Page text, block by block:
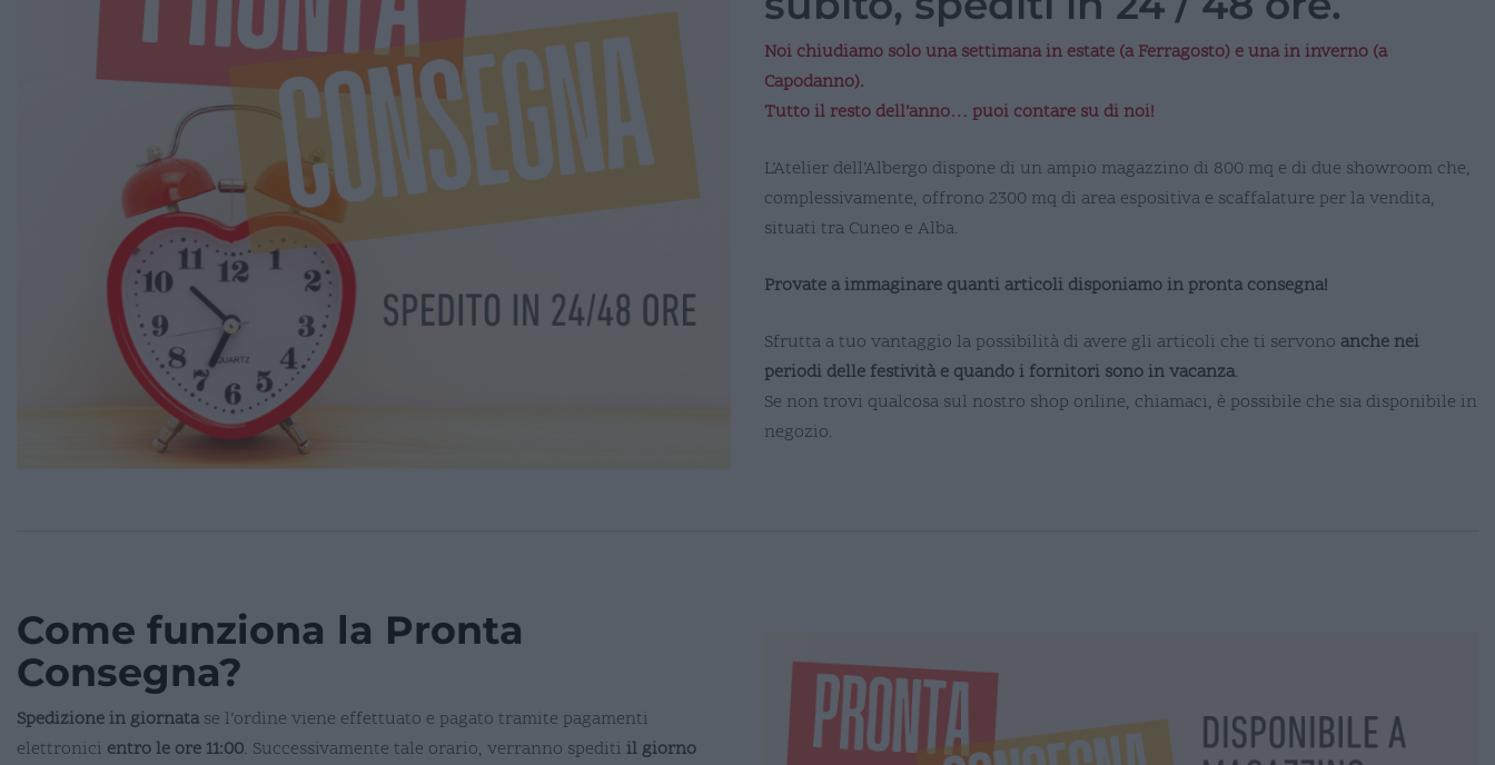
Noi chiudiamo solo una settimana in estate (a Ferragosto) e una in inverno (a
Capodanno).
Tutto il resto dell’anno… puoi contare su di noi!
L’Atelier dell’Albergo dispone di un ampio magazzino di 800 mq e di due showroom che,
complessivamente, offrono 2300 mq di area espositiva e scaffalature per la vendita,
situati tra Cuneo e Alba.
Provate a immaginare quanti articoli disponiamo in pronta consegna!
Sfrutta a tuo vantaggio la possibilità di avere gli articoli che ti servono anche nei
periodi delle festività e quando i fornitori sono in vacanza.
Se non trovi qualcosa sul nostro shop online, chiamaci, è possibile che sia disponibile in
negozio.
Come funziona la Pronta
Consegna?
Spedizione in giornata se l’ordine viene effettuato e pagato tramite pagamenti
elettronici entro le ore 11:00. Successivamente tale orario, verranno spediti il giorno